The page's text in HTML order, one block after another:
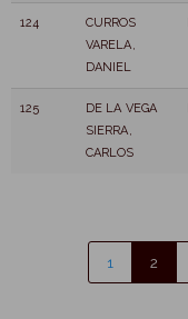
124
CURROS
VARELA,
DANIEL
125
DE LA VEGA
SIERRA,
CARLOS
1 2